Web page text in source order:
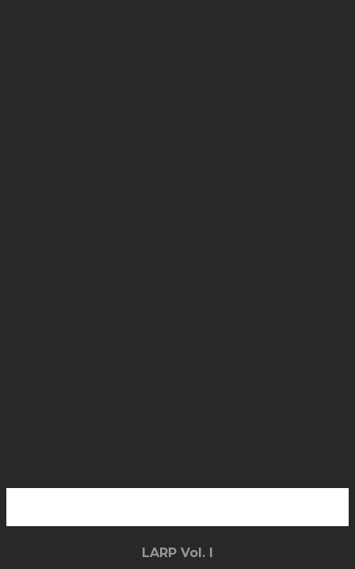
LARP Vol. I